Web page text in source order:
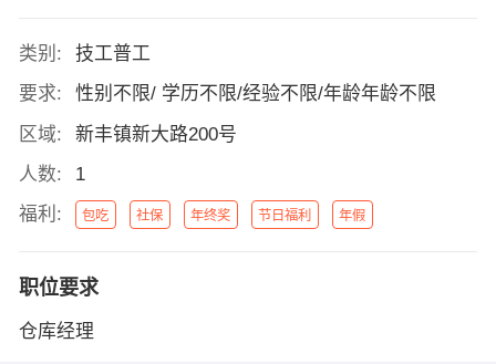
类别:
技工普工
要求:
性别不限/ 学历不限/经验不限/年龄年龄不限
区域:
新丰镇新大路200号
人数:
1
福利:
包吃 社保 年终奖 节日福利 年假
职位要求
仓库经理